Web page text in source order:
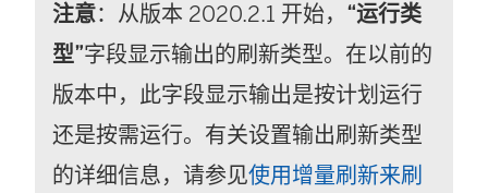
注意：从版本 2020.2.1 开始， “运行类
型”字段显示输出的刷新类型。在以前的
版本中，此字段显示输出是按计划运行
还是按需运行。有关设置输出刷新类型
的详细信息，请参见使用增量刷新来刷